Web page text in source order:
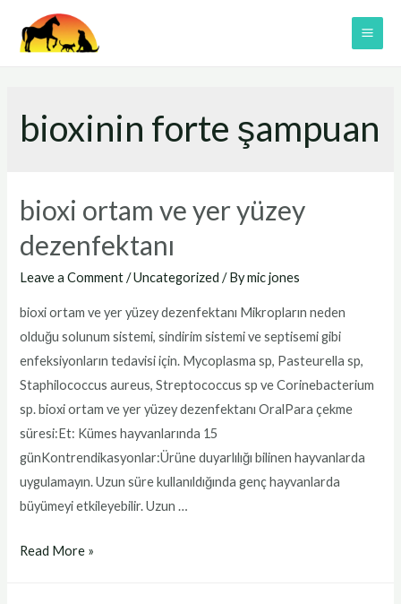
bioxinin forte şampuan
bioxi ortam ve yer yüzey
dezenfektanı
Leave a Comment /Uncategorized / Bymic jones
bioxi ortam ve yer yüzey dezenfektanı Mikropların neden
olduğu solunum sistemi, sindirim sistemi ve septisemi gibi
enfeksiyonların tedavisi için. Mycoplasma sp, Pasteurella sp,
Staphilococcus aureus, Streptococcus sp ve Corinebacterium
sp. bioxi ortam ve yer yüzey dezenfektanı OralPara çekme
süresi:Et: Kümes hayvanlarında 15
günKontrendikasyonlar:Ürüne duyarlılığı bilinen hayvanlarda
uygulamayın. Uzun süre kullanıldığında genç hayvanlarda
büyümeyi etkileyebilir. Uzun …
bioxi
Read More »